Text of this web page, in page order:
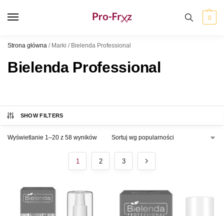
0
Strona główna / Marki / Bielenda Professional
Bielenda Professional
SHOW FILTERS
Wyświetlanie 1–20 z 58 wyników
1 2 3